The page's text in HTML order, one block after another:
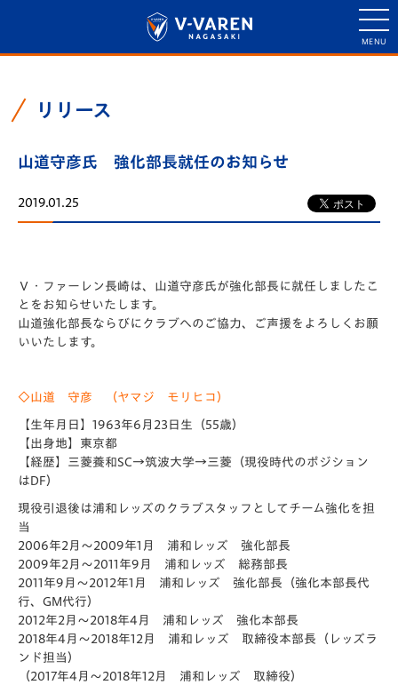
リリース
山道守彦氏 強化部長就任のお知らせ
2019.01.25
Ｖ・ファーレン長崎は、山道守彦氏が強化部長に就任しましたこ
とをお知らせいたします。
山道強化部長ならびにクラブへのご協力、ご声援をよろしくお願
いいたします。
◇山道 守彦 （ヤマジ モリヒコ）
【生年月日】1963年6月23日生（55歳）
【出身地】東京都
【経歴】三菱養和SC→筑波大学→三菱（現役時代のポジション
はDF）
現役引退後は浦和レッズのクラブスタッフとしてチーム強化を担
当
2006年2月～2009年1月 浦和レッズ 強化部長
2009年2月～2011年9月 浦和レッズ 総務部長
2011年9月～2012年1月 浦和レッズ 強化部長（強化本部長代
行、GM代行）
2012年2月～2018年4月 浦和レッズ 強化本部長
2018年4月～2018年12月 浦和レッズ 取締役本部長（レッズラ
ンド担当）
（2017年4月～2018年12月 浦和レッズ 取締役）